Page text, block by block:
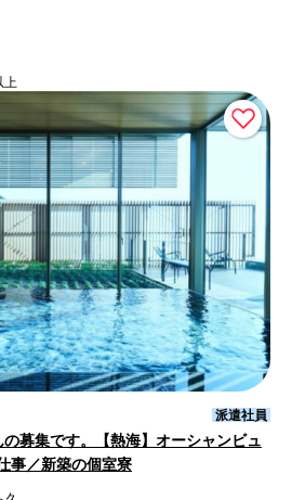
上
派遣社員
募集です。【熱海】オーシャンビュ
事／新築の個室寮